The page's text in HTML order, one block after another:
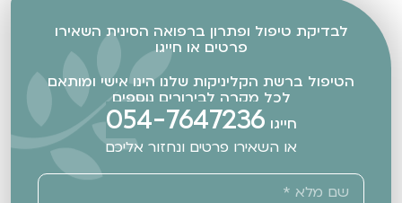
לבדיקת טיפול ופתרון ברפואה הסינית השאירו
פרטים או חייגו
הטיפול ברשת הקליניקות שלנו הינו אישי ומותאם
לכל מקרה לבירורים נוספים
חייגו 054-7647236
או השאירו פרטים ונחזור אליכם